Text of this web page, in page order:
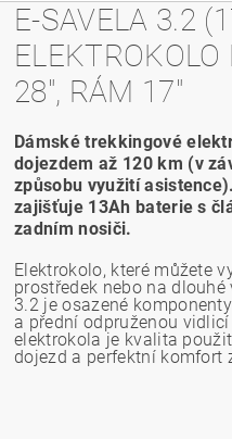
E-SAVELA 3.2
28", RÁM 17"
Dámské trekkingové
dojezdem až 120 km (v
způsobu využití
zajišťuje 13Ah baterie s
zadním nosiči.
Elektrokolo, které můžete
prostředek nebo na
3.2 je osazené
a přední odpruženou
elektrokola je kvalita
dojezd a perfektní komfort